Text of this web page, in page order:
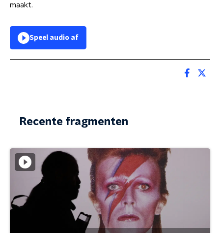
maakt.
Speel audio af
Recente fragmenten